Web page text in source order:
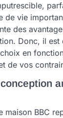
de vie
des
Donc, il est
en
de vos
maison BBC